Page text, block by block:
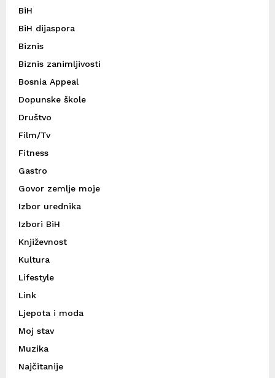
BiH
BiH dijaspora
Biznis
Biznis zanimljivosti
Bosnia Appeal
Dopunske škole
Društvo
Film/Tv
Fitness
Gastro
Govor zemlje moje
Izbor urednika
Izbori BiH
Književnost
Kultura
Lifestyle
Link
Ljepota i moda
Moj stav
Muzika
Najčitanije